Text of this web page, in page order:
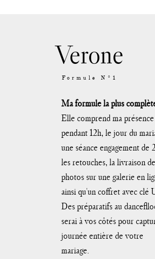
Verone
Formule N°1
Ma formule la plus
Elle comprend ma présence
pendant 12h, le jour du
une séance engagement de
les retouches, la livraison
photos sur une galerie en
ainsi qu'un coffret avec clé
Des préparatifs au
serai à vos côtés pour
journée entière de votre
mariage.